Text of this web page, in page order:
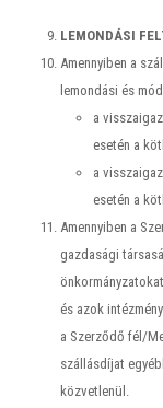
LEMONDÁSI
Amennyiben a
lemondási és
a
esetén a
a
esetén a
Amennyiben a
gazdasági
és azok
a Szerződő fél/
szállásdíjat
közvetlenül.